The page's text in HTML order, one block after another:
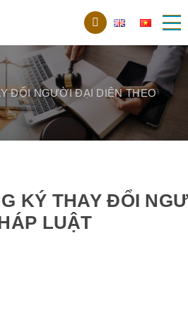
ĐỔI NGƯỜI ĐẠI DIỆN THEO
KÝ THAY ĐỔI
LUẬT